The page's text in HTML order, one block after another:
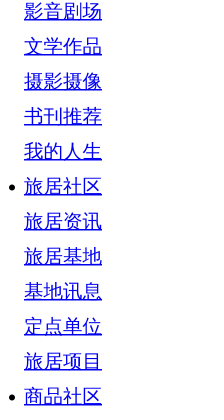
影音剧场
文学作品
摄影摄像
书刊推荐
我的人生
旅居社区
旅居资讯
旅居基地
基地讯息
定点单位
旅居项目
商品社区